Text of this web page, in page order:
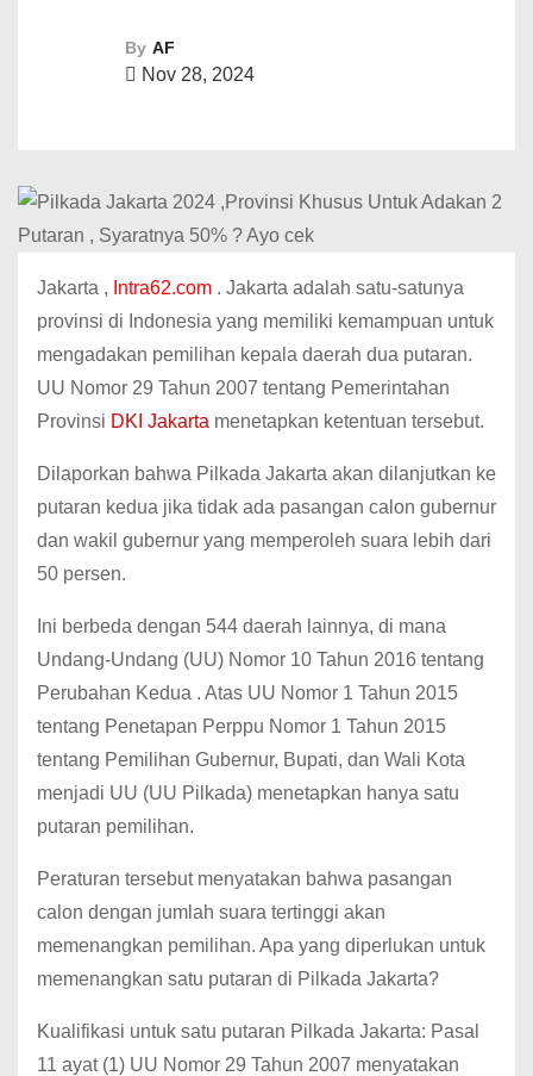
By AF
Nov 28, 2024
Jakarta , Intra62.com . Jakarta adalah satu-satunya
provinsi di Indonesia yang memiliki kemampuan untuk
mengadakan pemilihan kepala daerah dua putaran.
UU Nomor 29 Tahun 2007 tentang Pemerintahan
Provinsi DKI Jakarta menetapkan ketentuan tersebut.
Dilaporkan bahwa Pilkada Jakarta akan dilanjutkan ke
putaran kedua jika tidak ada pasangan calon gubernur
dan wakil gubernur yang memperoleh suara lebih dari
50 persen.
Ini berbeda dengan 544 daerah lainnya, di mana
Undang-Undang (UU) Nomor 10 Tahun 2016 tentang
Perubahan Kedua . Atas UU Nomor 1 Tahun 2015
tentang Penetapan Perppu Nomor 1 Tahun 2015
tentang Pemilihan Gubernur, Bupati, dan Wali Kota
menjadi UU (UU Pilkada) menetapkan hanya satu
putaran pemilihan.
Peraturan tersebut menyatakan bahwa pasangan
calon dengan jumlah suara tertinggi akan
memenangkan pemilihan. Apa yang diperlukan untuk
memenangkan satu putaran di Pilkada Jakarta?
Kualifikasi untuk satu putaran Pilkada Jakarta: Pasal
11 ayat (1) UU Nomor 29 Tahun 2007 menyatakan